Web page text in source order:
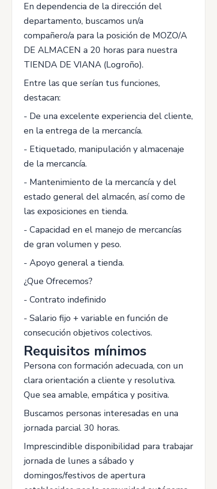
En dependencia de la dirección del
departamento, buscamos un/a
compañero/a para la posición de MOZO/A
DE ALMACEN a 20 horas para nuestra
TIENDA DE VIANA (Logroño).
Entre las que serían tus funciones,
destacan:
- De una excelente experiencia del cliente,
en la entrega de la mercancía.
- Etiquetado, manipulación y almacenaje
de la mercancía.
- Mantenimiento de la mercancía y del
estado general del almacén, así como de
las exposiciones en tienda.
- Capacidad en el manejo de mercancías
de gran volumen y peso.
- Apoyo general a tienda.
¿Que Ofrecemos?
- Contrato indefinido
- Salario fijo + variable en función de
consecución objetivos colectivos.
Requisitos mínimos
Persona con formación adecuada, con un
clara orientación a cliente y resolutiva.
Que sea amable, empática y positiva.
Buscamos personas interesadas en una
jornada parcial 30 horas.
Imprescindible disponibilidad para trabajar
jornada de lunes a sábado y
domingos/festivos de apertura